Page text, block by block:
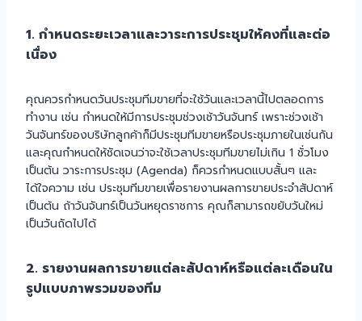
1. กำหนดระยะเวลาและวาระการประชุมให้คงที่และต่อ
เนื่อง
คุณควรกำหนดวันประชุมทีมขายที่จะใช้วันและเวลานี้ไปตลอดการ
ทำงาน เช่น กำหนดให้มีการประชุมช่วงเช้าวันจันทร์ เพราะช่วงเช้า
วันจันทร์ของบริษัทลูกค้าก็มีประชุมทีมขายหรือประชุมภายในเช่นกัน
และคุณกำหนดให้ชัดเจนว่าจะใช้เวลาประชุมทีมขายไม่เกิน 1 ชั่วโมง
เป็นต้น วาระการประชุม (Agenda) ก็ควรกำหนดแบบสั้นๆ และ
ได้ใจความ เช่น ประชุมทีมขายเพื่อรายงานผลการขายประจำสัปดาห์
เป็นต้น ถ้าวันจันทร์เป็นวันหยุดราชการ คุณก็สามารถขยับวันใหม่
เป็นวันถัดไปได้
2. รายงานผลการขายแต่ละสัปดาห์หรือแต่ละเดือนใน
รูปแบบภาพรวมของทีม